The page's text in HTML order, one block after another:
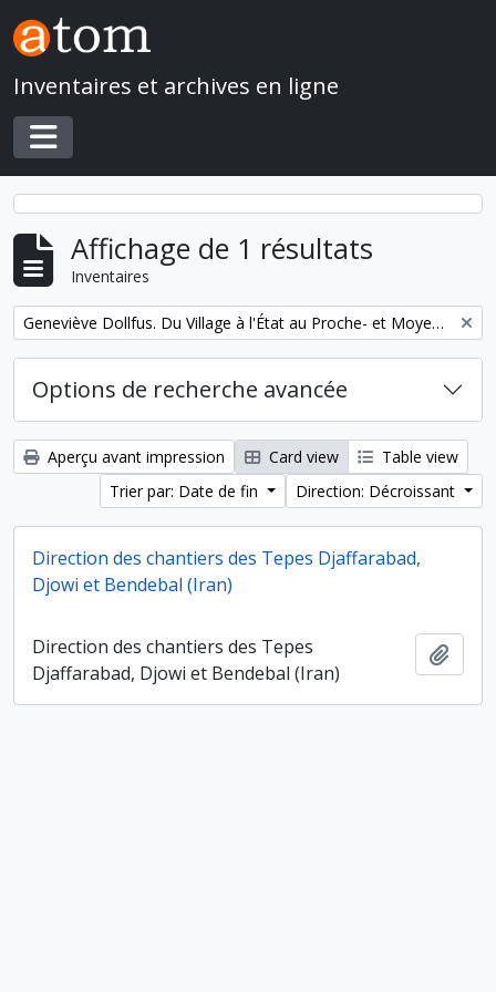
Skip to main content
Inventaires et archives en ligne
Toggle navigation
Affichage de 1 résultats
Inventaires
Remove filter: Geneviève Dollfus. Du Village à l'État au Proche- et Moyen-Orient
Options de recherche avancée
Aperçu avant impression Card view
Table view
Trier par: Date de fin
Direction: Décroissant
Direction des chantiers des Tepes Djaffarabad,
Djowi et Bendebal (Iran)
Direction des chantiers des Tepes
Djaffarabad, Djowi et Bendebal (Iran)